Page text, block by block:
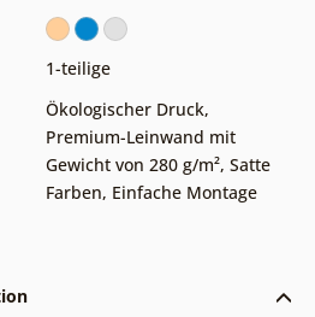
1-teilige
Ökologischer Druck,
Premium-Leinwand mit
Gewicht von 280 g/m², Satte
Farben, Einfache Montage